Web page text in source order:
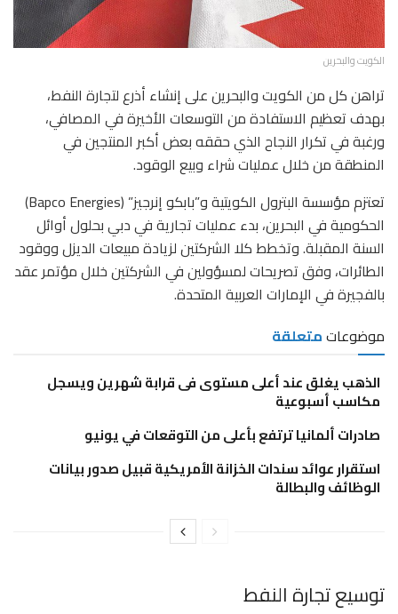
الكويت والبحرين
تراهن كل من الكويت والبحرين على إنشاء أذرع لتجارة النفط،
بهدف تعظيم الاستفادة من التوسعات الأخيرة في المصافي،
ورغبة في تكرار النجاح الذي حققه بعض أكبر المنتجين في
المنطقة من خلال عمليات شراء وبيع الوقود.
تعتزم مؤسسة البترول الكويتية و”بابكو إنرجيز” (Bapco Energies)
الحكومية في البحرين، بدء عمليات تجارية في دبي بحلول أوائل
السنة المقبلة. وتخطط كلا الشركتين لزيادة مبيعات الديزل ووقود
الطائرات، وفق تصريحات لمسؤولين في الشركتين خلال مؤتمر عقد
بالفجيرة في الإمارات العربية المتحدة.
موضوعاتمتعلقة
الذهب يغلق عند أعلى مستوى فى قرابة شهرين ويسجل
مكاسب أسبوعية
صادرات ألمانيا ترتفع بأعلى من التوقعات في يونيو
استقرار عوائد سندات الخزانة الأمريكية قبيل صدور بيانات
الوظائف والبطالة
توسيع تجارة النفط